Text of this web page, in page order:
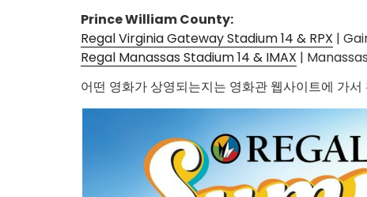
Prince William County:
Regal Virginia Gateway Stadium 14 & RPX |
Regal Manassas Stadium 14 & IMAX |
어떤 영화가 상영되는지는 영화관 웹사이트에 가